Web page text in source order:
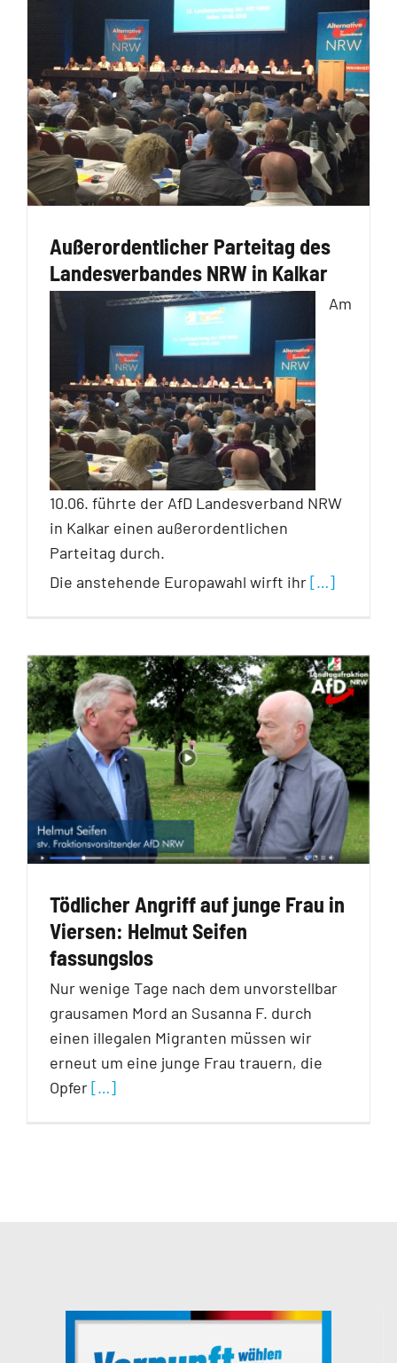
Außerordentlicher Parteitag des
Landesverbandes NRW in Kalkar
Am
10.06. führte der AfD Landesverband NRW
in Kalkar einen außerordentlichen
Parteitag durch.
Die anstehende Europawahl wirft ihr[…]
Tödlicher Angriff auf junge Frau in
Viersen: Helmut Seifen
fassungslos
Nur wenige Tage nach dem unvorstellbar
grausamen Mord an Susanna F. durch
einen illegalen Migranten müssen wir
erneut um eine junge Frau trauern, die
Opfer[…]